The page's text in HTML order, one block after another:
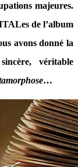
majeures.
de l’album
avons donné la
véritable
…